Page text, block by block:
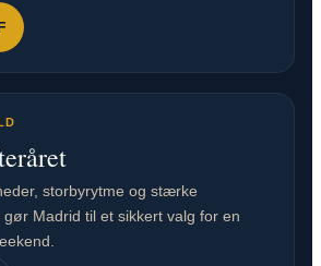
storbyrytme og stærke
Madrid til et sikkert valg for en